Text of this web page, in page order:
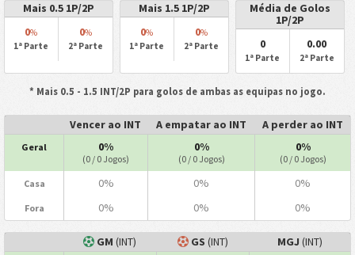
Mais 0.5 1P/2P
0%
1ª Parte
0%
2ª Parte
Mais 1.5 1P/2P
0%
1ª Parte
0%
2ª Parte
Média de Golos
1P/2P
0
1ª Parte
0.00
2ª Parte
* Mais 0.5 - 1.5 INT/2P para golos de ambas as equipas no jogo.
Vencer ao INT A empatar ao INT A perder ao INT
Geral 0%
(0 / 0 Jogos)
0%
(0 / 0 Jogos)
0%
(0 / 0 Jogos)
Casa 0% 0% 0%
Fora 0% 0% 0%
GM (INT) GS (INT) MGJ (INT)